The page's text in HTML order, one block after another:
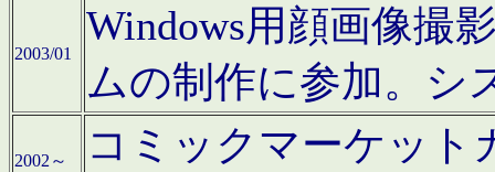
2003/01
Windows用顔画像撮
ムの制作に参加。シ
2002～
コミックマーケット